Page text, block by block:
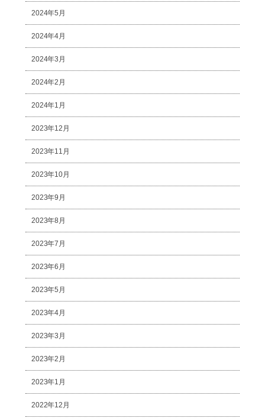
2024年5月
2024年4月
2024年3月
2024年2月
2024年1月
2023年12月
2023年11月
2023年10月
2023年9月
2023年8月
2023年7月
2023年6月
2023年5月
2023年4月
2023年3月
2023年2月
2023年1月
2022年12月